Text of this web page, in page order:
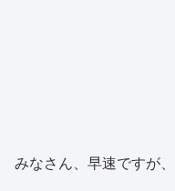
みなさん、早速ですが、